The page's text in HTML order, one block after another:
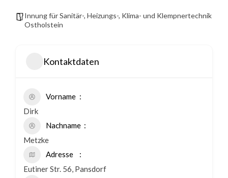
Innung für Sanitär-, Heizungs-, Klima- und Klempnertechnik
Ostholstein
Kontaktdaten
Vorname
Dirk
Nachname
Metzke
Adresse
Eutiner Str. 56, Pansdorf